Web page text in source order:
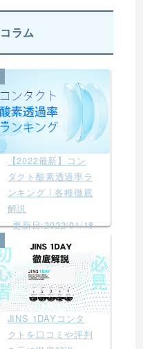
ラム
【2022最新】コン
タクト酸素透過率ラ
ンキング | 各種徹底
解説
更新日:2022/01/18
JINS 1DAYコンタ
クトを口コミや評判